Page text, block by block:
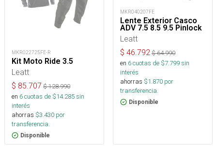
MKR022725FE-R
Kit Moto Ride 3.5
Leatt
$ 85.707 $128.990
en 6cuotas de $14.285sin
interés
ahorras $3.430 por
transferencia.
Disponible
MKR040207FE
Lente Exterior Casco
ADV 7.5 8.5 9.5 Pinlock
Leatt
$ 46.792 $64.990
en 6cuotas de $7.799sin
interés
ahorras $1.870 por
transferencia.
Disponible